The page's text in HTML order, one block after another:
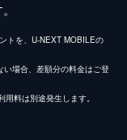
トを、U-NEXT MOBILEの
場合、差額分の料金はご登
料は別途発生します。